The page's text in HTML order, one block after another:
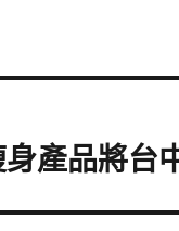
身產品將台